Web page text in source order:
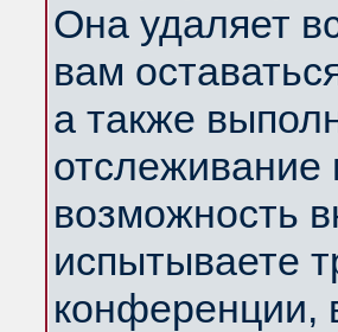
Она удаляет
вам
а также
отслеживание
возможность
испытываете
конференции,